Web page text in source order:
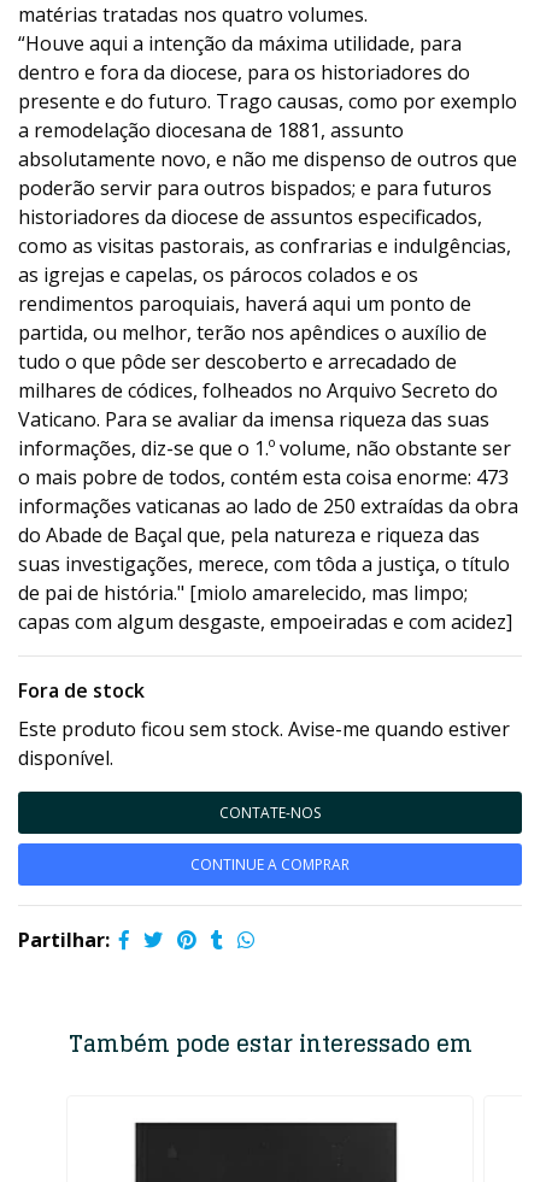
matérias tratadas nos quatro volumes.
“Houve aqui a intenção da máxima utilidade, para
dentro e fora da diocese, para os historiadores do
presente e do futuro. Trago causas, como por exemplo
a remodelação diocesana de 1881, assunto
absolutamente novo, e não me dispenso de outros que
poderão servir para outros bispados; e para futuros
historiadores da diocese de assuntos especificados,
como as visitas pastorais, as confrarias e indulgências,
as igrejas e capelas, os párocos colados e os
rendimentos paroquiais, haverá aqui um ponto de
partida, ou melhor, terão nos apêndices o auxílio de
tudo o que pôde ser descoberto e arrecadado de
milhares de códices, folheados no Arquivo Secreto do
Vaticano. Para se avaliar da imensa riqueza das suas
informações, diz-se que o 1.º volume, não obstante ser
o mais pobre de todos, contém esta coisa enorme: 473
informações vaticanas ao lado de 250 extraídas da obra
do Abade de Baçal que, pela natureza e riqueza das
suas investigações, merece, com tôda a justiça, o título
de pai de história." [miolo amarelecido, mas limpo;
capas com algum desgaste, empoeiradas e com acidez]
Fora de stock
Este produto ficou sem stock. Avise-me quando estiver
disponível.
CONTATE-NOS
CONTINUE A COMPRAR
Partilhar:
Também pode estar interessado em